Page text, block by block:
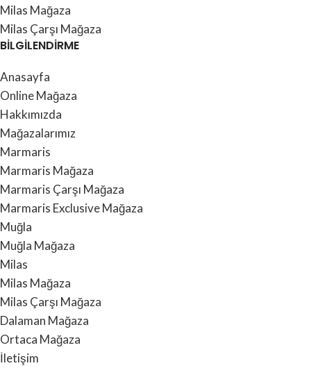
Milas Mağaza
Milas Çarşı Mağaza
BİLGİLENDİRME
Anasayfa
Online Mağaza
Hakkımızda
Mağazalarımız
Marmaris
Marmaris Mağaza
Marmaris Çarşı Mağaza
Marmaris Exclusive Mağaza
Muğla
Muğla Mağaza
Milas
Milas Mağaza
Milas Çarşı Mağaza
Dalaman Mağaza
Ortaca Mağaza
İletişim